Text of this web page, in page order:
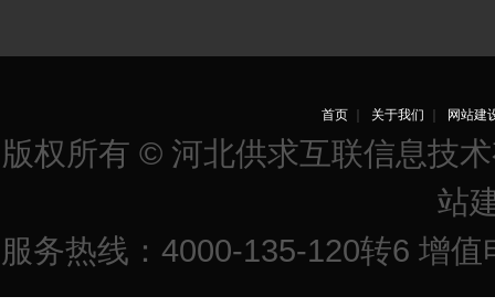
首页｜ 关于我们 网站建
版权所有 © 河北供求互联信息技
站
服务热线：4000-135-120转6 增